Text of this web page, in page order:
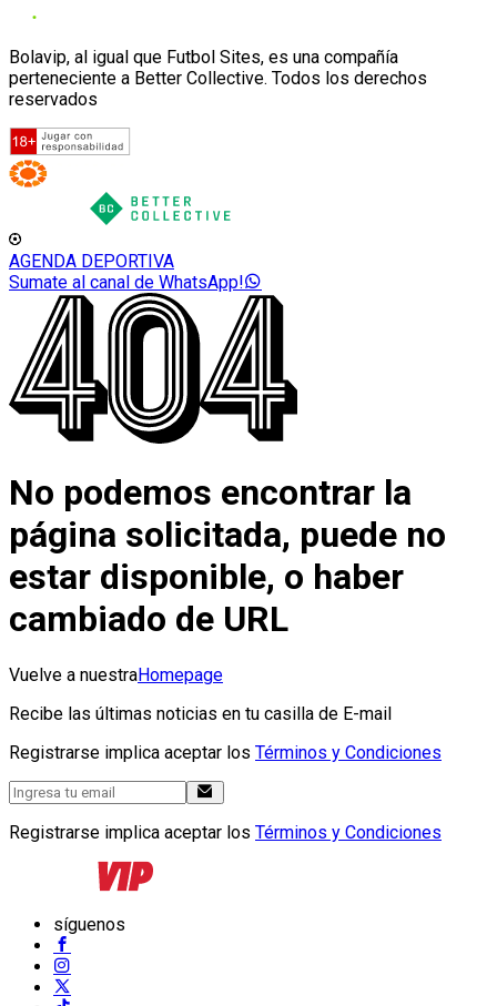
Bolavip, al igual que Futbol Sites, es una compañía
perteneciente a Better Collective. Todos los derechos
reservados
AGENDA DEPORTIVA
Sumate al canal de WhatsApp!
No podemos encontrar la
página solicitada, puede no
estar disponible, o haber
cambiado de URL
Vuelve a nuestraHomepage
Recibe las últimas noticias en tu casilla de E-mail
Registrarse implica aceptar los Términos y Condiciones
Registrarse implica aceptar los Términos y Condiciones
síguenos